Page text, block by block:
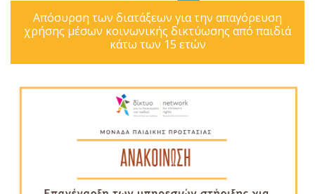
Απόσυρση των διατάξεων για την απαγόρευση
χρήσης μέσων κοινωνικής δικτύωσης από παιδιά
κάτω των 15 ετών